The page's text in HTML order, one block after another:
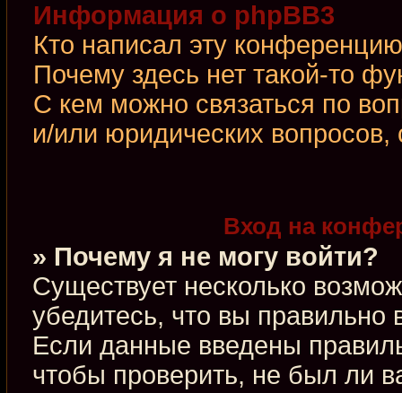
Информация о phpBB3
Кто написал эту
Почему здесь нет такой-то
С кем можно связаться по
и/или юридических
Вход на
» Почему я не могу войти?
Существует несколько
убедитесь, что вы правильно
Если данные введены
чтобы проверить, не был ли